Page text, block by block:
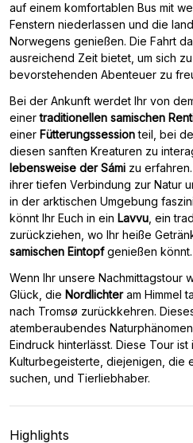
auf einem komfortablen Bus mit
Fenstern niederlassen und die
Norwegens genießen. Die Fahrt
ausreichend Zeit bietet, um sich
bevorstehenden Abenteuer zu
Bei der Ankunft werdet Ihr von
einertraditionellen samischen
einer Fütterungssessionteil, bei
diesen sanften Kreaturen zu
lebensweise der Sámi zu
ihrer tiefen Verbindung zur Natur
in der arktischen Umgebung
könnt Ihr Euch in ein Lavvu , ein
zurückziehen, wo Ihr heiße
samischen Eintopfgenießen könnt.
Wenn Ihr unsere Nachmittagstour
Glück, die Nordlichteram Himmel
nach Tromsø zurückkehren.
atemberaubendes
Eindruck hinterlässt. Diese Tour ist
Kulturbegeisterte, diejenigen, die
suchen, und Tierliebhaber.
Highlights